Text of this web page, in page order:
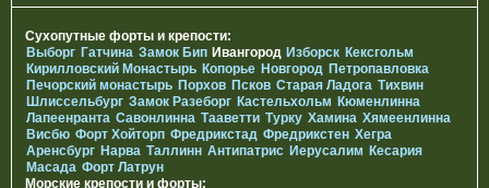
Сухопутные форты и крепости:
Выборг Гатчина Замок Бип Ивангород Изборск Кексгольм
Кирилловский Монастырь Копорье Новгород Петропавловка
Печорcкий монастырь Порхов Псков Старая Ладога Тихвин
Шлиссельбург Замок Разеборг Кастельхольм Кюменлинна
Лапеенранта Савонлинна Тааветти Турку Хамина Хямеенлинна
Висбю Форт Хойторп Фредрикстад Фредрикстен Хегра
Аренсбург Нарва Таллинн Антипатрис Иерусалим Кесария
Масада Форт Латрун
Морские крепости и форты: